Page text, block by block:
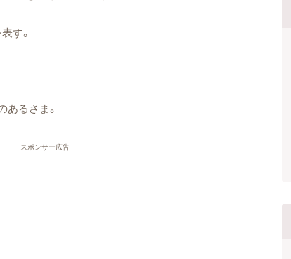
す。
あるさま。
スポンサー広告